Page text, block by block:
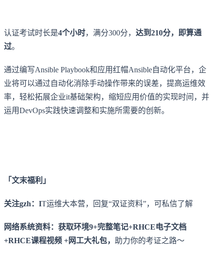
认证考试时长是4个小时，满分300分， 达到210分，即算通
过。
通过编写Ansible Playbook和应用红帽Ansible自动化平台，企
业将可以通过自动化消除手动操作带来的误差，提高运维效
率，轻松拓展企业it基础架构，缩短应用价值的实现时间，并
运用DevOps实践快速调整和实施所需要的创新。
「文末福利」
关注gzh：IT运维大本营，回复“双证资料”，可私信了解
网络系统资料：获取环境9+完整笔记+RHCE电子文档
+RHCE课程视频 +网工大礼包， 助力你的考证之路～